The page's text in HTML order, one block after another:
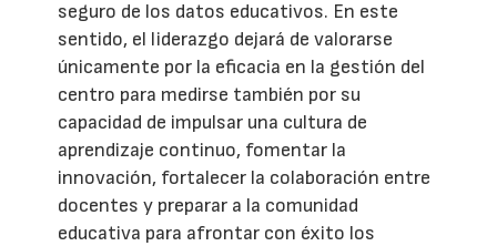
seguro de los datos educativos. En este
sentido, el liderazgo dejará de valorarse
únicamente por la eficacia en la gestión del
centro para medirse también por su
capacidad de impulsar una cultura de
aprendizaje continuo, fomentar la
innovación, fortalecer la colaboración entre
docentes y preparar a la comunidad
educativa para afrontar con éxito los